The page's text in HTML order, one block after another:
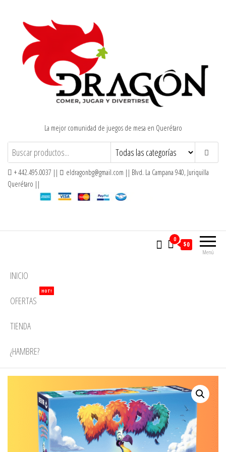
contenido
La mejor comunidad de juegos de mesa en Querétaro
+ 442.495.0037 ||
eldragonbg@gmail.com || Blvd. La Campana 940, Juriquilla
Querétaro ||
Menú
0
$0
INICIO
OFERTAS
HOT!
TIENDA
¿HAMBRE?